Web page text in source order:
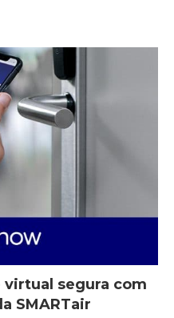
virtual segura com
SMARTair